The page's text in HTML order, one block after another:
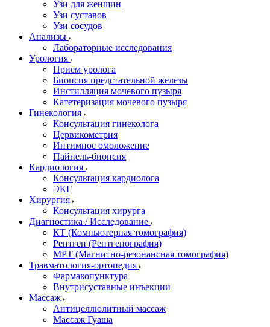
Узи для женщин
Узи cуставов
Узи сосудов
Анализы
Лабораторные исследования
Урология
Прием уролога
Биопсия предстательной железы
Инстилляция мочевого пузыря
Катетеризация мочевого пузыря
Гинекология
Консультация гинеколога
Цервикометрия
Интимное омоложение
Пайпель-биопсия
Кардиология
Консультация кардиолога
ЭКГ
Хирургия
Консультация хирурга
Диагностика / Исследование
КТ (Компьютерная томография)
Рентген (Рентгенография)
МРТ (Магнитно-резонансная томография)
Травматология-ортопедия
Фармакопунктура
Внутрисуставные инъекции
Массаж
Антицеллюлитный массаж
Массаж Гуаша